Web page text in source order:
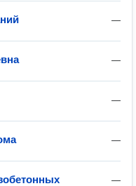
—
—
—
—
—